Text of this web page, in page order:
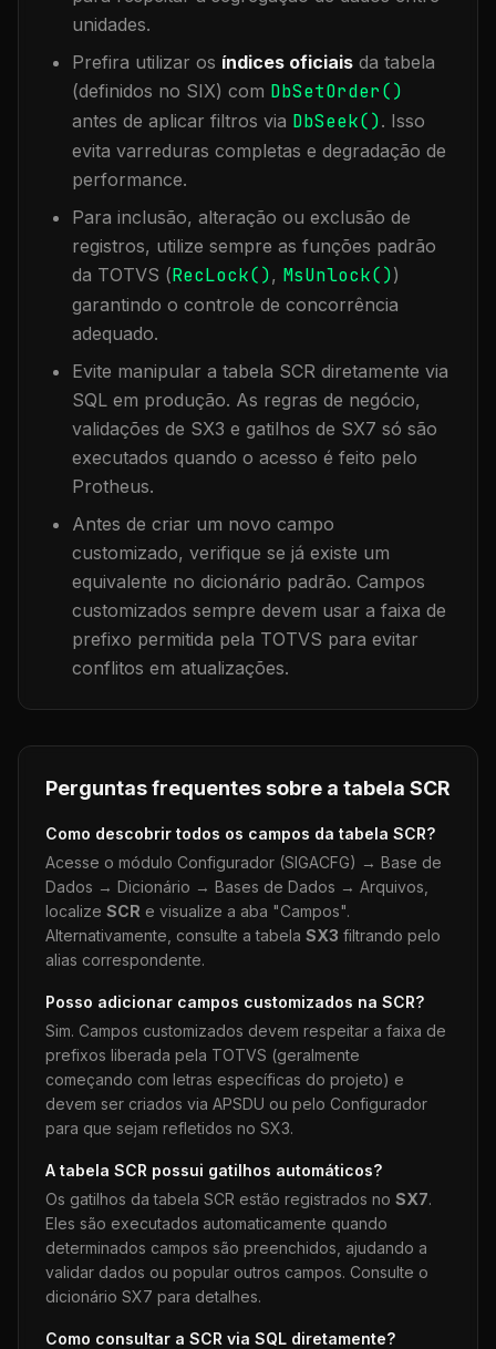
unidades.
Prefira utilizar os índices oficiais da tabela
(definidos no SIX) com DbSetOrder()
antes de aplicar filtros via DbSeek(). Isso
evita varreduras completas e degradação de
performance.
Para inclusão, alteração ou exclusão de
registros, utilize sempre as funções padrão
da TOTVS (RecLock(), MsUnlock())
garantindo o controle de concorrência
adequado.
Evite manipular a tabela SCR diretamente via
SQL em produção. As regras de negócio,
validações de SX3 e gatilhos de SX7 só são
executados quando o acesso é feito pelo
Protheus.
Antes de criar um novo campo
customizado, verifique se já existe um
equivalente no dicionário padrão. Campos
customizados sempre devem usar a faixa de
prefixo permitida pela TOTVS para evitar
conflitos em atualizações.
Perguntas frequentes sobre a tabela SCR
Como descobrir todos os campos da tabela SCR?
Acesse o módulo Configurador (SIGACFG) → Base de
Dados → Dicionário → Bases de Dados → Arquivos,
localize SCR e visualize a aba "Campos".
Alternativamente, consulte a tabela SX3 filtrando pelo
alias correspondente.
Posso adicionar campos customizados na SCR?
Sim. Campos customizados devem respeitar a faixa de
prefixos liberada pela TOTVS (geralmente
começando com letras específicas do projeto) e
devem ser criados via APSDU ou pelo Configurador
para que sejam refletidos no SX3.
A tabela SCR possui gatilhos automáticos?
Os gatilhos da tabela SCR estão registrados no SX7.
Eles são executados automaticamente quando
determinados campos são preenchidos, ajudando a
validar dados ou popular outros campos. Consulte o
dicionário SX7 para detalhes.
Como consultar a SCR via SQL diretamente?